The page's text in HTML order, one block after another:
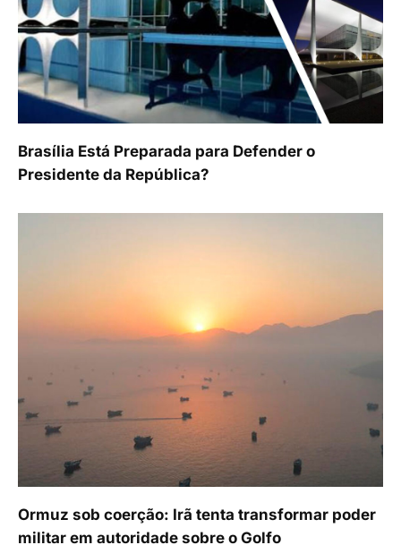
Brasília Está Preparada para Defender o
Presidente da República?
Ormuz sob coerção: Irã tenta transformar poder
militar em autoridade sobre o Golfo